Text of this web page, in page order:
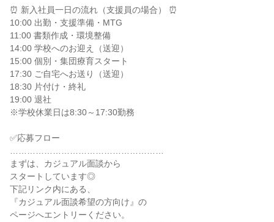
⏰ 新入社員一日の流れ（支援員の場合） ⏰
10:00 出勤・支援準備・MTG
11:00 書類作成・環境整備
14:00 学校へのお迎え（送迎）
15:00 個別・集団療育スタート
17:30 ご自宅へお送り（送迎）
18:30 片付け・終礼
19:00 退社
※学校休業日は8:30～17:30勤務
✅応募フロー
まずは、カジュアル面談から
スタートしています◎
下記リンク内にある、
『カジュアル面談希望の方向け』の
ページへエントリーください。